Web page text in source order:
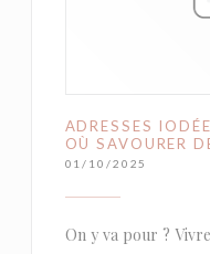
ADRESSES
OÙ SAVOURER
01/10/2025
On y va pour ?